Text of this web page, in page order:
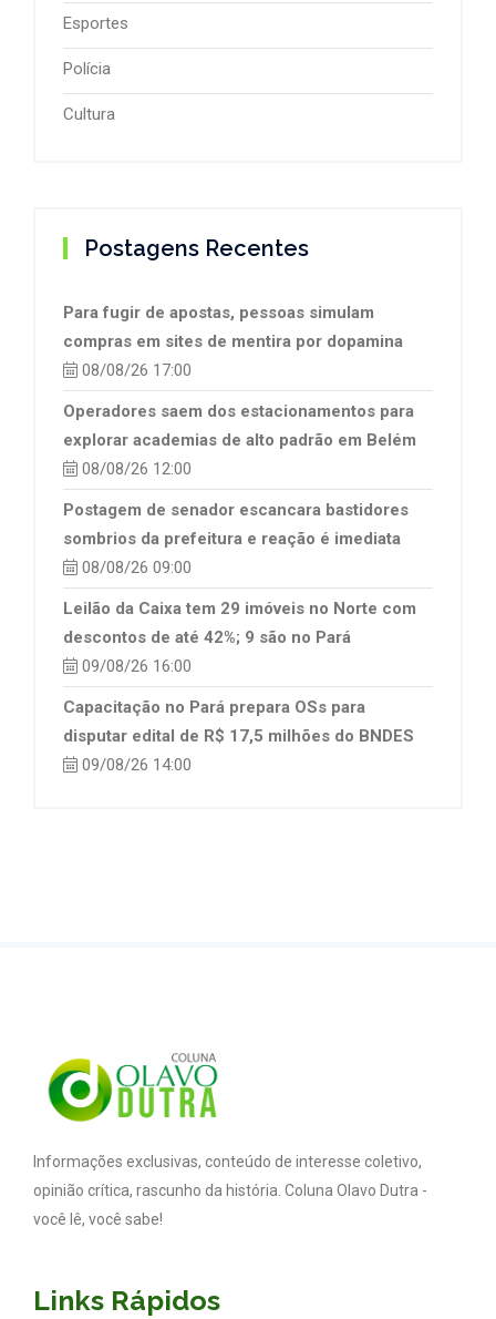
Esportes
Polícia
Cultura
Postagens Recentes
Para fugir de apostas, pessoas simulam
compras em sites de mentira por dopamina
08/08/26 17:00
Operadores saem dos estacionamentos para
explorar academias de alto padrão em Belém
08/08/26 12:00
Postagem de senador escancara bastidores
sombrios da prefeitura e reação é imediata
08/08/26 09:00
Leilão da Caixa tem 29 imóveis no Norte com
descontos de até 42%; 9 são no Pará
09/08/26 16:00
Capacitação no Pará prepara OSs para
disputar edital de R$ 17,5 milhões do BNDES
09/08/26 14:00
Informações exclusivas, conteúdo de interesse coletivo,
opinião crítica, rascunho da história. Coluna Olavo Dutra -
você lê, você sabe!
Links Rápidos